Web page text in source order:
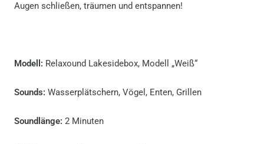
Augen schließen, träumen und entspannen!
Modell: Relaxound Lakesidebox, Modell „Weiß“
Sounds: Wasserplätschern, Vögel, Enten, Grillen
Soundlänge: 2 Minuten